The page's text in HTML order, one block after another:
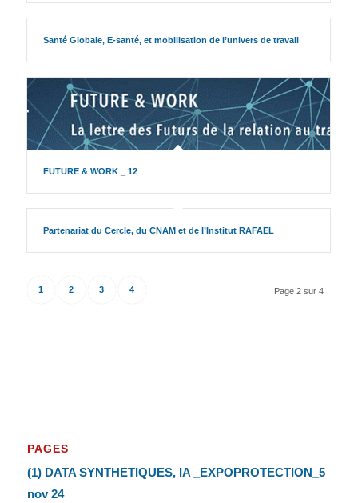
Santé Globale, E-santé, et mobilisation de l’univers de travail
FUTURE & WORK _ 12
Partenariat du Cercle, du CNAM et de l’Institut RAFAEL
Page 2 sur 4
1 2 3 4
PAGES
(1) DATA SYNTHETIQUES, IA _EXPOPROTECTION_5
nov 24